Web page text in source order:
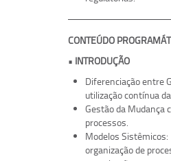
CONTEÚDO
• INTRODUÇÃO
Diferenciação entre
utilização contínua
Gestão da Mudança
processos.
Modelos Sistêmicos:
organização de